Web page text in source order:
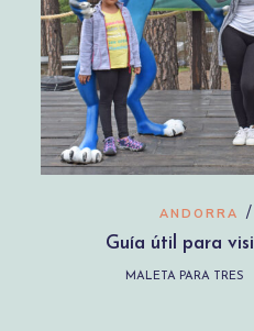
ANDORRA /
Guía útil para
MALETA PARA TRES